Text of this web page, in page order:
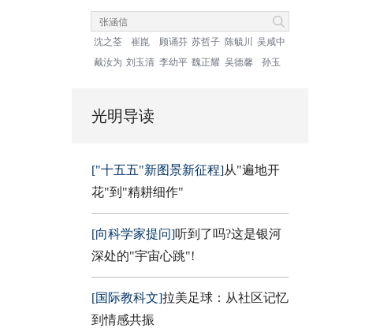
沈之荃 崔崑 顾诵芬 苏哲子 陈毓川
吴咸中
戴汝为 刘玉清 李幼平 魏正耀 吴德馨 孙玉
光明导读
["十五五"新图景新征程]从"遍地开
花"到"精耕细作"
[向科学家提问]听到了吗?这是银河
深处的"宇宙心跳"!
[国际教科文]拉美足球：从社区记忆
到情感共振